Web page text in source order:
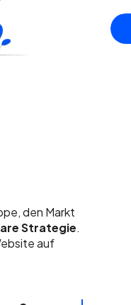
den Markt
Strategie.
auf